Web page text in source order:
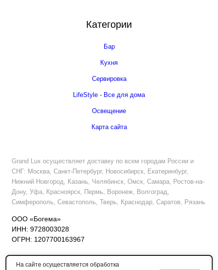
Категории
Бар
Кухня
Сервировка
LifeStyle - Все для дома
Освещение
Карта сайта
Grand Lux осуществляет доставку по всем городам России и
СНГ: Москва, Санкт-Петербург, Новосибирск, Екатеринбург,
Нижний Новгород, Казань, Челябинск, Омск, Самара, Ростов-на-
Дону, Уфа, Красноярск, Пермь, Воронеж, Волгоград,
Симферополь, Севастополь, Тверь, Краснодар, Саратов, Рязань
ООО «Богема»
ИНН: 9728003028
ОГРН: 1207700163967
На сайте осуществляется обработка